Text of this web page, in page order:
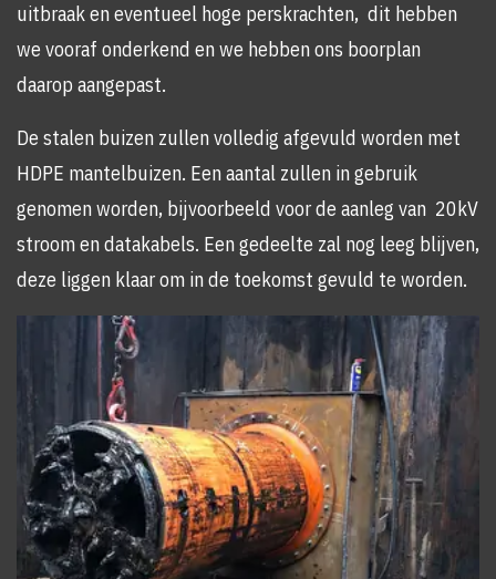
uitbraak en eventueel hoge perskrachten, dit hebben
we vooraf onderkend en we hebben ons boorplan
daarop aangepast.
De stalen buizen zullen volledig afgevuld worden met
HDPE mantelbuizen. Een aantal zullen in gebruik
genomen worden, bijvoorbeeld voor de aanleg van 20kV
stroom en datakabels. Een gedeelte zal nog leeg blijven,
deze liggen klaar om in de toekomst gevuld te worden.